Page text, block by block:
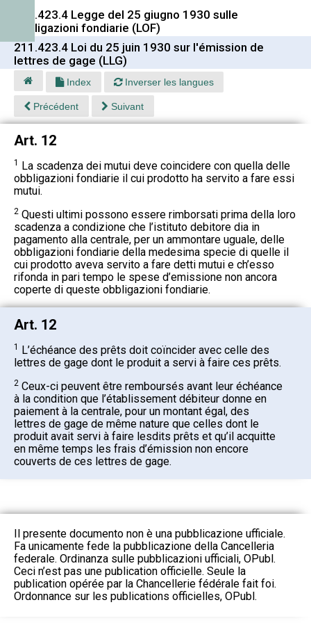
211.423.4 Legge del 25 giugno 1930 sulle
obbligazioni fondiarie (LOF)
211.423.4 Loi du 25 juin 1930 sur l'émission de
lettres de gage (LLG)
Index Inverser les langues
Précédent Suivant
Art. 12
1 La scadenza dei mutui deve coincidere con quella delle
obbligazioni fondiarie il cui prodotto ha servito a fare essi
mutui.
2 Questi ultimi possono essere rimborsati prima della loro
scadenza a condizione che l’istituto debitore dia in
pagamento alla centrale, per un ammontare uguale, delle
obbligazioni fondiarie della medesima specie di quelle il
cui prodotto aveva servito a fare detti mutui e ch’esso
rifonda in pari tempo le spese d’emissione non ancora
coperte di queste obbligazioni fondiarie.
Art. 12
1 L’échéance des prêts doit coïncider avec celle des
lettres de gage dont le produit a servi à faire ces prêts.
2 Ceux-ci peuvent être remboursés avant leur échéance
à la condition que l’établissement débiteur donne en
paiement à la centrale, pour un montant égal, des
lettres de gage de même nature que celles dont le
produit avait servi à faire lesdits prêts et qu’il acquitte
en même temps les frais d’émission non encore
couverts de ces lettres de gage.
Il presente documento non è una pubblicazione ufficiale.
Fa unicamente fede la pubblicazione della Cancelleria
federale. Ordinanza sulle pubblicazioni ufficiali, OPubl.
Ceci n’est pas une publication officielle. Seule la
publication opérée par la Chancellerie fédérale fait foi.
Ordonnance sur les publications officielles, OPubl.